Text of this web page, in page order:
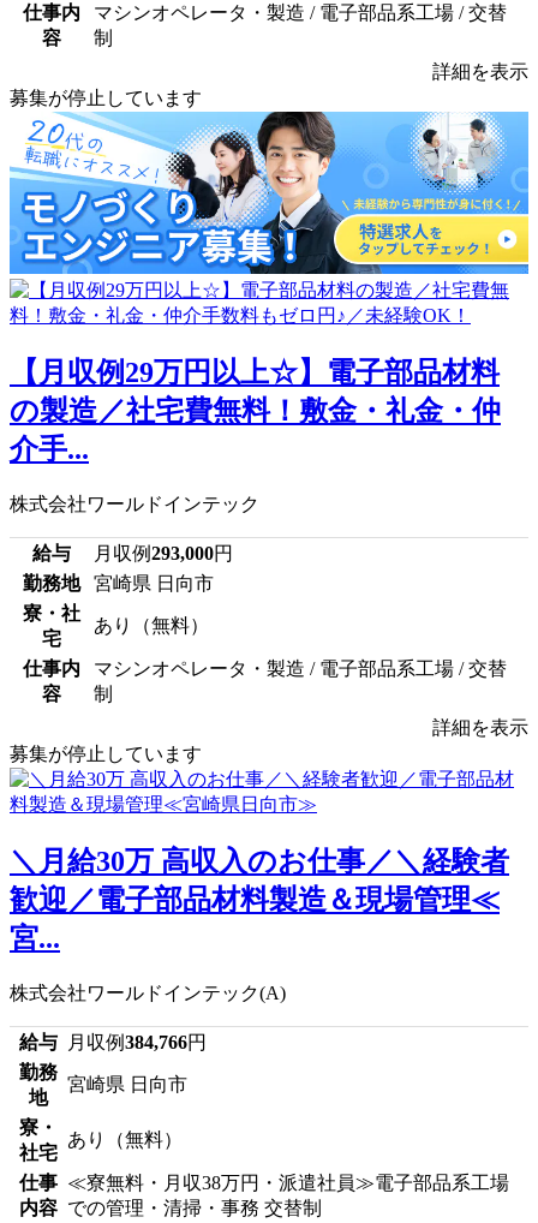
仕事内
容
マシンオペレータ・製造 / 電子部品系工場 / 交替
制
詳細を表示
募集が停止しています
【月収例29万円以上☆】電子部品材料
の製造／社宅費無料！敷金・礼金・仲
介手...
株式会社ワールドインテック
給与 月収例293,000円
勤務地
宮崎県 日向市
寮・社
宅
あり（無料）
仕事内
容
マシンオペレータ・製造 / 電子部品系工場 / 交替
制
詳細を表示
募集が停止しています
＼月給30万 高収入のお仕事／＼経験者
歓迎／電子部品材料製造＆現場管理≪
宮...
株式会社ワールドインテック(A)
給与 月収例384,766円
勤務
地
宮崎県 日向市
寮・
社宅
あり（無料）
仕事
内容
≪寮無料・月収38万円・派遣社員≫電子部品系工場
での管理・清掃・事務 交替制